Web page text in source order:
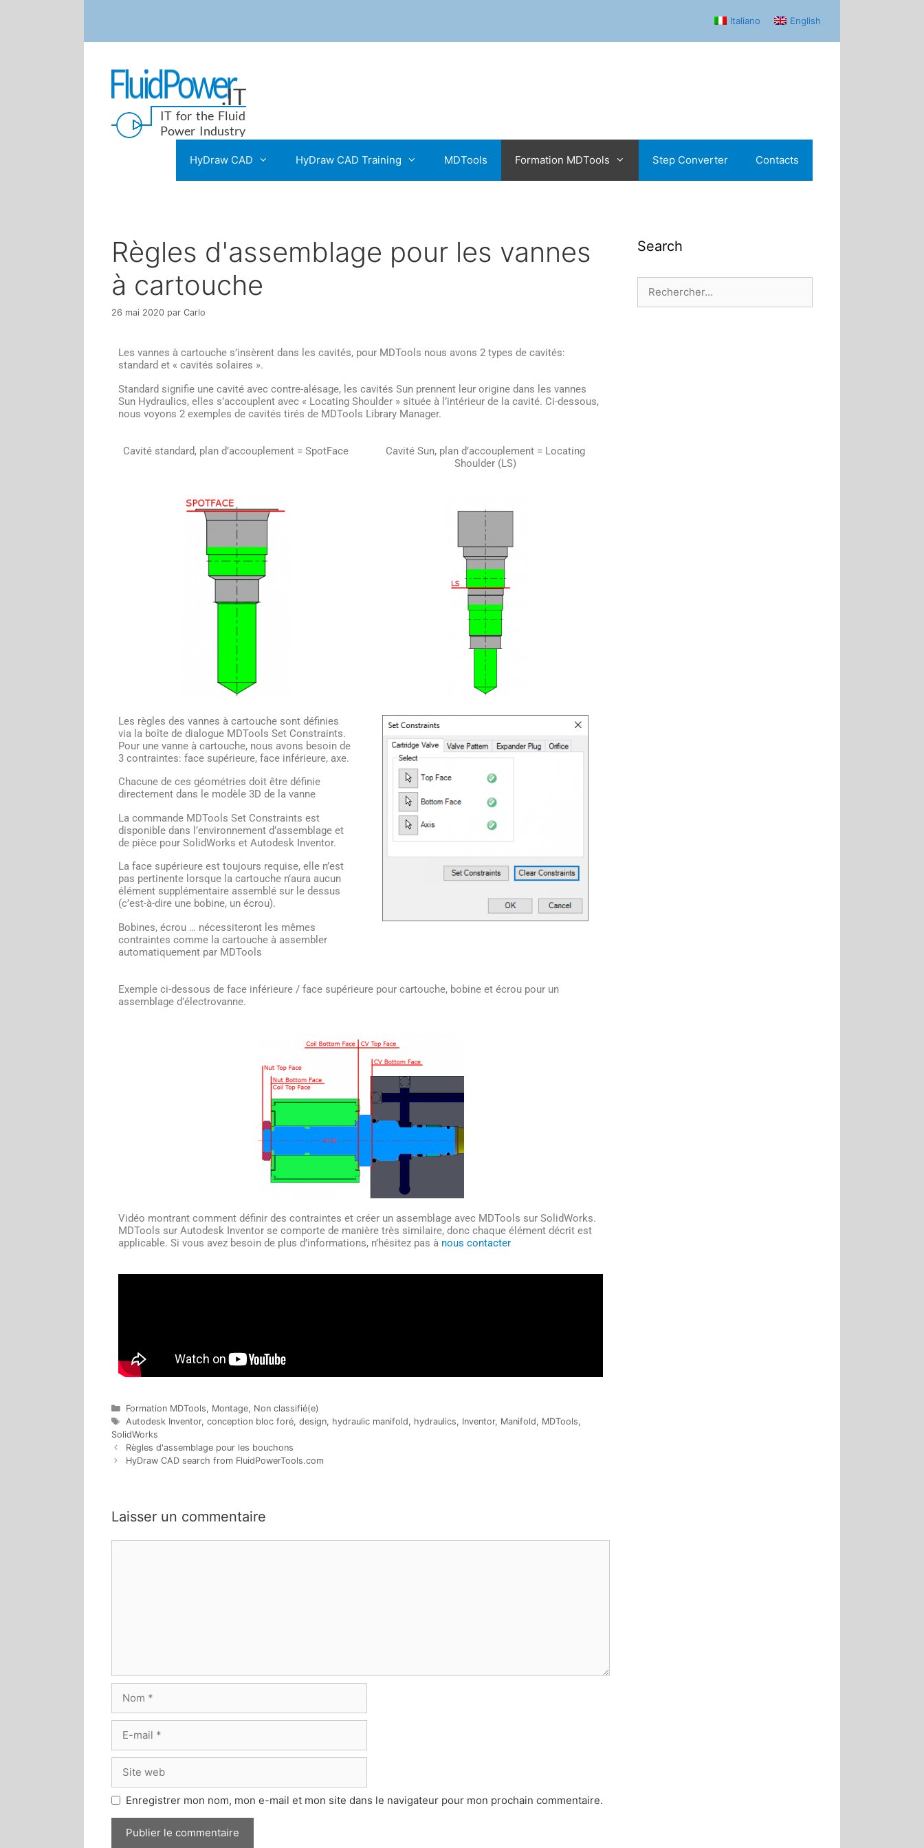
Italiano English
HyDraw CAD HyDraw CAD Training MDTools Formation MDTools Step Converter Contacts
Règles d'assemblage pour les vannes
à cartouche
26 mai 2020 par Carlo
Les vannes à cartouche s’insèrent dans les cavités, pour MDTools nous avons 2 types de cavités:
standard et « cavités solaires ».
Standard signifie une cavité avec contre-alésage, les cavités Sun prennent leur origine dans les vannes
Sun Hydraulics, elles s’accouplent avec « Locating Shoulder » située à l’intérieur de la cavité. Ci-dessous,
nous voyons 2 exemples de cavités tirés de MDTools Library Manager.
Cavité standard, plan d’accouplement = SpotFace
Cavité Sun, plan d’accouplement = Locating
Shoulder (LS)
Les règles des vannes à cartouche sont définies
via la boîte de dialogue MDTools Set Constraints.
Pour une vanne à cartouche, nous avons besoin de
3 contraintes: face supérieure, face inférieure, axe.
Chacune de ces géométries doit être définie
directement dans le modèle 3D de la vanne
La commande MDTools Set Constraints est
disponible dans l’environnement d’assemblage et
de pièce pour SolidWorks et Autodesk Inventor.
La face supérieure est toujours requise, elle n’est
pas pertinente lorsque la cartouche n’aura aucun
élément supplémentaire assemblé sur le dessus
(c’est-à-dire une bobine, un écrou).
Bobines, écrou … nécessiteront les mêmes
contraintes comme la cartouche à assembler
automatiquement par MDTools
Exemple ci-dessous de face inférieure / face supérieure pour cartouche, bobine et écrou pour un
assemblage d’électrovanne.
Vidéo montrant comment définir des contraintes et créer un assemblage avec MDTools sur SolidWorks.
MDTools sur Autodesk Inventor se comporte de manière très similaire, donc chaque élément décrit est
applicable. Si vous avez besoin de plus d’informations, n’hésitez pas à nous contacter
Formation MDTools, Montage, Non classifié(e)
Autodesk Inventor, conception bloc foré, design, hydraulic manifold, hydraulics, Inventor, Manifold, MDTools,
SolidWorks
Règles d'assemblage pour les bouchons
HyDraw CAD search from FluidPowerTools.com
Laisser un commentaire
Enregistrer mon nom, mon e-mail et mon site dans le navigateur pour mon prochain commentaire.
Search